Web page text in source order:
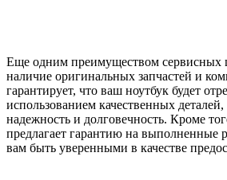
Еще одним преимуществом сервисных
наличие оригинальных запчастей и
гарантирует, что ваш ноутбук будет
использованием качественных
надежность и долговечность. Кроме
предлагает гарантию на выполненные
вам быть уверенными в качестве